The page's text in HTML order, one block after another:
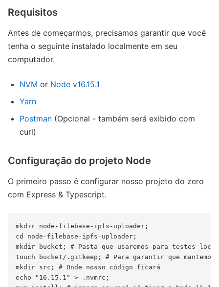
Requisitos
Antes de começarmos, precisamos garantir que você
tenha o seguinte instalado localmente em seu
computador.
NVM or Node v16.15.1
Yarn
Postman (Opcional - também será exibido com
curl)
Configuração do projeto Node
O primeiro passo é configurar nosso projeto do zero
com Express & Typescript.
mkdir node-filebase-ipfs-uploader;
cd node-filebase-ipfs-uploader;
mkdir bucket; # Pasta que usaremos para testes
touch bucket/.gitkeep; # Para garantir que
mkdir src; # Onde nosso código ficará
echo "16.15.1" > .nvmrc;